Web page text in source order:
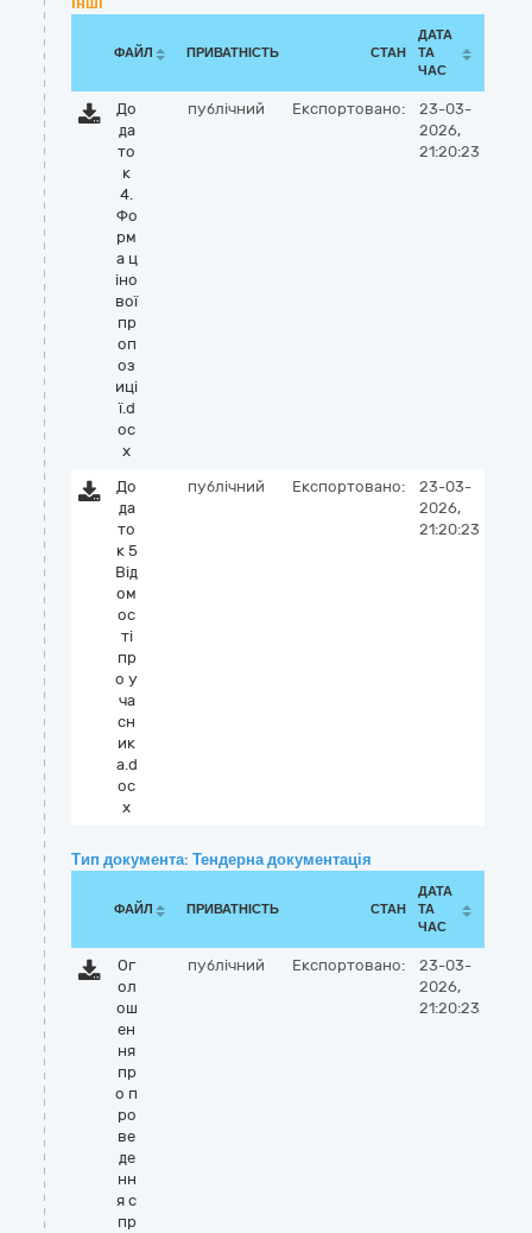
ФАЙЛ ПРИВАТНІСТЬ СТАН
ДАТА
ТА
ЧАС
До
да
то
к
4.
Фо
рм
а ц
іно
вої
пр
оп
оз
иці
ї.d
oc
x
публічний Експортовано:
23-03-
2026,
21:20:23
До
да
то
к 5
Від
ом
ос
ті
пр
о у
ча
сн
ик
а.d
oc
x
публічний Експортовано:
23-03-
2026,
21:20:23
Тип документа: Тендерна документація
ФАЙЛ ПРИВАТНІСТЬ СТАН
ДАТА
ТА
ЧАС
Ог
ол
ош
ен
ня
пр
о п
ро
ве
де
нн
я с
пр
публічний Експортовано:
23-03-
2026,
21:20:23